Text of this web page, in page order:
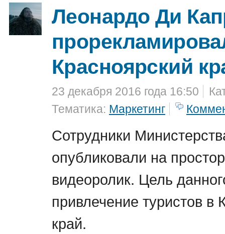
Леонардо Ди
Красноярский
23 декабря 2016 года 16:50
Тематика: Маркетинг
Сотрудники
опубликовали на
видеоролик. Цель
привлечение туристов в
край.